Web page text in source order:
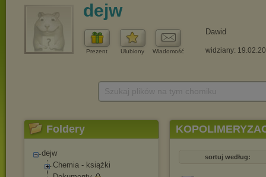
dejw
Prezent Ulubiony Wiadomość
Dawid
widziany:
Foldery
dejw
Chemia - książki
sortuj według: